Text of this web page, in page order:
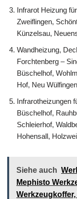
Infrarot Heizung
Zweiflingen,
Künzelsau,
Wandheizung,
Forchtenberg –
Büschelhof,
Hof, Neu
Infrarotheizungen
Büschelhof,
Schleierhof,
Hohensall,
Siehe auch
Mephisto